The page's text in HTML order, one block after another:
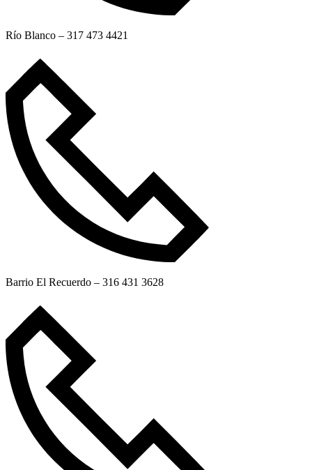
Río Blanco – 317 473 4421
Barrio El Recuerdo – 316 431 3628